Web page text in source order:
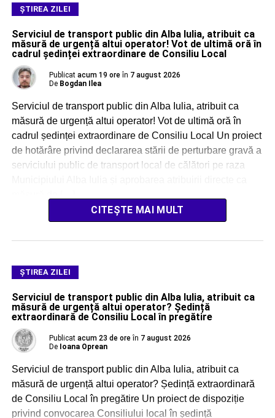
ŞTIREA ZILEI
Serviciul de transport public din Alba Iulia, atribuit ca
măsură de urgență altui operator! Vot de ultimă oră în
cadrul ședinței extraordinare de Consiliu Local
Publicat acum 19 ore în 7 august 2026
De Bogdan Ilea
Serviciul de transport public din Alba Iulia, atribuit ca
măsură de urgență altui operator! Vot de ultimă oră în
cadrul ședinței extraordinare de Consiliu Local Un proiect
de hotărâre privind declararea stării de perturbare gravă a
serviciului public de transport local de călători pe raza
CITEȘTE MAI MULT
ŞTIREA ZILEI
Serviciul de transport public din Alba Iulia, atribuit ca
măsură de urgență altui operator? Ședință
extraordinară de Consiliu Local în pregătire
Publicat acum 23 de ore în 7 august 2026
De Ioana Oprean
Serviciul de transport public din Alba Iulia, atribuit ca
măsură de urgență altui operator? Ședință extraordinară
de Consiliu Local în pregătire Un proiect de dispoziție
privind convocarea Consiliului local în ședință